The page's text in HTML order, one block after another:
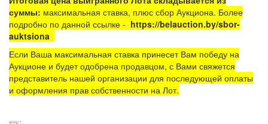
суммы: максимальная ставка, плюс сбор Аукциона. Более
подробно по данной ссылке - https://belauction.by/sbor-
auktsiona
Если Ваша максимальная ставка принесет Вам победу на
Аукционе и будет одобрена продавцом, с Вами свяжется
представитель нашей организации для последующей оплаты
и оформления прав собственности на Лот.